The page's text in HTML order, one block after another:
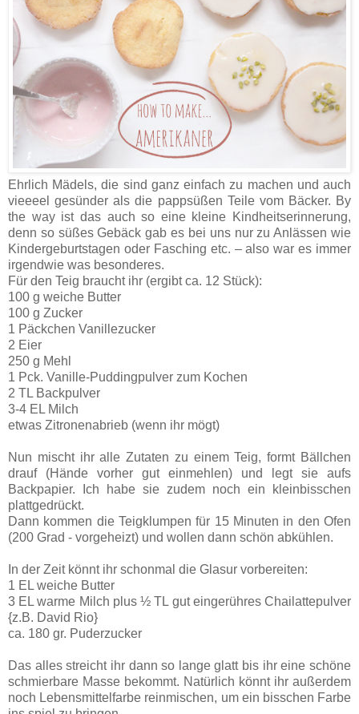
Ehrlich Mädels, die sind ganz einfach zu machen und auch
vieeeel gesünder als die pappsüßen Teile vom Bäcker. By
the way ist das auch so eine kleine Kindheitserinnerung,
denn so süßes Gebäck gab es bei uns nur zu Anlässen wie
Kindergeburtstagen oder Fasching etc. – also war es immer
irgendwie was besonderes.
Für den Teig braucht ihr (ergibt ca. 12 Stück):
100 g weiche Butter
100 g Zucker
1 Päckchen Vanillezucker
2 Eier
250 g Mehl
1 Pck. Vanille-Puddingpulver zum Kochen
2 TL Backpulver
3-4 EL Milch
etwas Zitronenabrieb (wenn ihr mögt)
Nun mischt ihr alle Zutaten zu einem Teig, formt Bällchen
drauf (Hände vorher gut einmehlen) und legt sie aufs
Backpapier. Ich habe sie zudem noch ein kleinbisschen
plattgedrückt.
Dann kommen die Teigklumpen für 15 Minuten in den Ofen
(200 Grad - vorgeheizt) und wollen dann schön abkühlen.
In der Zeit könnt ihr schonmal die Glasur vorbereiten:
1 EL weiche Butter
3 EL warme Milch plus ½ TL gut eingerühres Chailattepulver
{z.B. David Rio}
ca. 180 gr. Puderzucker
Das alles streicht ihr dann so lange glatt bis ihr eine schöne
schmierbare Masse bekommt. Natürlich könnt ihr außerdem
noch Lebensmittelfarbe reinmischen, um ein bisschen Farbe